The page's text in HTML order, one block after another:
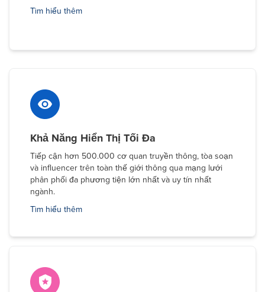
Tìm hiểu thêm
Khả Năng Hiển Thị Tối Đa
Tiếp cận hơn 500.000 cơ quan truyền thông, tòa soạn
và influencer trên toàn thế giới thông qua mạng lưới
phân phối đa phương tiện lớn nhất và uy tín nhất
ngành.
Tìm hiểu thêm